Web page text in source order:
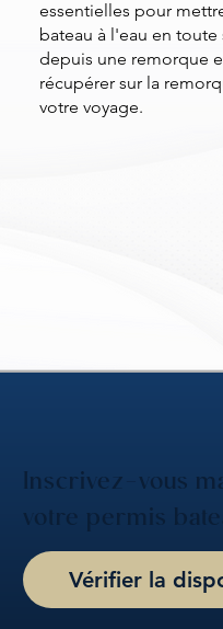
essentielles pour
bateau à l'eau en toute
depuis une remorque
récupérer sur la
votre voyage.
Inscrivez-vous
votre permis
Vérifier la